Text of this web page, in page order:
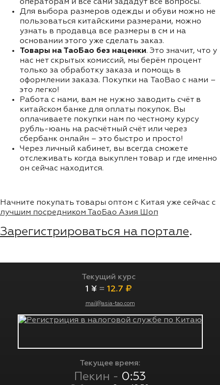
операторам и все сами зададут все вопросы.
Для выбора размеров одежды и обуви можно не
пользоваться китайскими размерами, можно
узнать в продавца все размеры в см и на
основании этого уже сделать заказ.
Товары на ТаоБао без наценки. Это значит, что у
нас нет скрытых комиссий, мы берём процент
только за обработку заказа и помощь в
оформлении заказа. Покупки на TaoBao с нами –
это легко!
Работа с нами, вам не нужно заводить счёт в
китайском банке для оплаты покупок. Вы
оплачиваете покупки нам по честному курсу
рубль-юань на расчётный счёт или через
сбербанк онлайн – это быстро и просто!
Через личный кабинет, вы всегда сможете
отслеживать когда выкуплен товар и где именно
он сейчас находится.
Начните покупать товары оптом с Китая уже сейчас с
лучшим посредником ТаоБао Азия Шоп
Зарегистрироваться на портале.
Текущий курс
1 ¥ = 12.7 ₽
mail@asia-tao.com
Текущее время:
Пекин - 0:53